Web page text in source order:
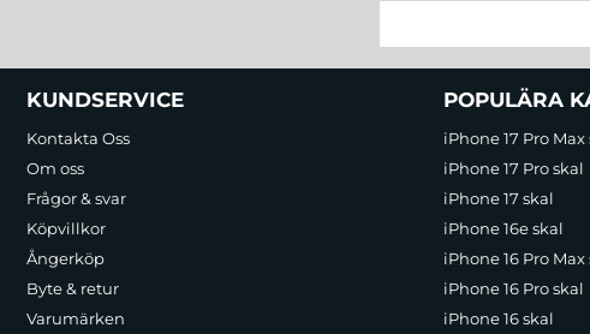
Sidfot Blandad info och länkar
KUNDSERVICE
Kontakta Oss
Om oss
Frågor & svar
Köpvillkor
Ångerköp
Byte & retur
Varumärken
POPULÄRA
iPhone 17 Pro Max
iPhone 17 Pro skal
iPhone 17 skal
iPhone 16e skal
iPhone 16 Pro Max
iPhone 16 Pro skal
iPhone 16 skal